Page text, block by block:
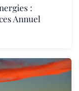
:
Annuel